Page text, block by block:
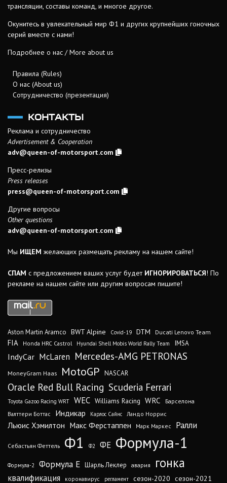
трансляции, составы команд, и многое другое.
Окунитесь в увлекательный мир Ф1 и других крупнейших гоночных
серий вместе с нами!
Подробнее о нас / More about us
Правила (Rules)
О нас (About us)
Сотрудничество (презентация)
КОНТАКТЫ
Реклама и сотрудничество
Advertisement & Cooperation
adv@queen-of-motorsport.com
Пресс-релизы
Press releases
press@queen-of-motorsport.com
Другие вопросы
Other questions
adv@queen-of-motorsport.com
Мы ИЩЕМ желающих размещать рекламу на нашем сайте!
СПАМ с предложением ваших услуг будет ИГНОРИРОВАТЬСЯ! По
рекламе на нашем сайте или другим вопросам пишите!
Aston Martin Aramco BWT Alpine Covid-19 DTM Ducati Lenovo Team
FIA Honda HRC Castrol Hyundai Shell Mobis World Rally Team IMSA
IndyCar McLaren Mercedes-AMG PETRONAS
MoneyGram Haas MotoGP NASCAR
Oracle Red Bull Racing Scuderia Ferrari
Toyota Gazoo Racing WRT WEC Williams Racing WRC
Барселона
Валттери Боттас
Индикар Карлос Сайнс Ландо Норрис
Льюис Хэмилтон Макс Ферстаппен Марк Маркес Ралли
Себастьян Феттель Ф1 Ф2 ФЕ Формула-1
Формула-2 Формула Е Шарль Леклер авария гонка
квалификация коронавирус регламент сезон-2020 сезон-2021